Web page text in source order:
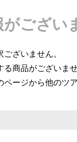
がござい
ございません。
商品がございま
ージから他のツ